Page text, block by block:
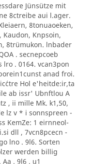
Jünsütze mit
8ctreibe aui l.ager.
8tonuaoeken,
Kaudon, Knpsoin,
8trümukon. lnbader
. secnepcoeb
lro . 0164. vcan3pon
anad froi.
Hol e'heitde:ir,ta
ab issr' Ubnftlou A
, ii mille Mk. k1,50,
lz v * i sonnspreen -
KemZe: 1 eirnneol-
dll , 7vcn8pcecn -
lno . 9l6. Sorten
werden billig
. 9l6 . u1